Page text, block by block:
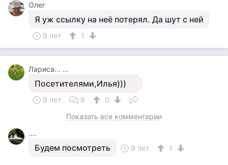
Олег
Я уж ссылку на неё потерял. Да шут с ней
9 лет 1
Лариса... ...
Посетителями,Илья)))
9 лет 9
0
Показать все комментарии
....
Будем посмотреть 9 лет 1